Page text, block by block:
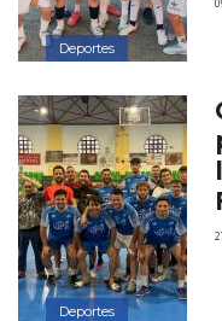
Deportes
Deportes